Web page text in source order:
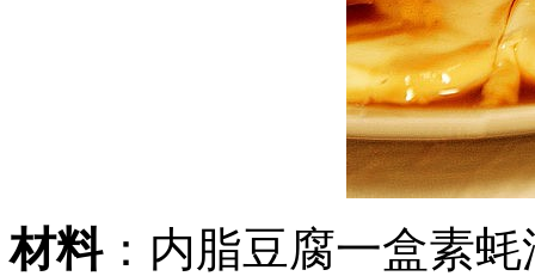
材料：内脂豆腐一盒素蚝